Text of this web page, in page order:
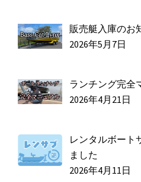
販売艇入庫のお
2026年5月7日
ランチング完全
2026年4月21日
レンタルボート
ました
2026年4月11日